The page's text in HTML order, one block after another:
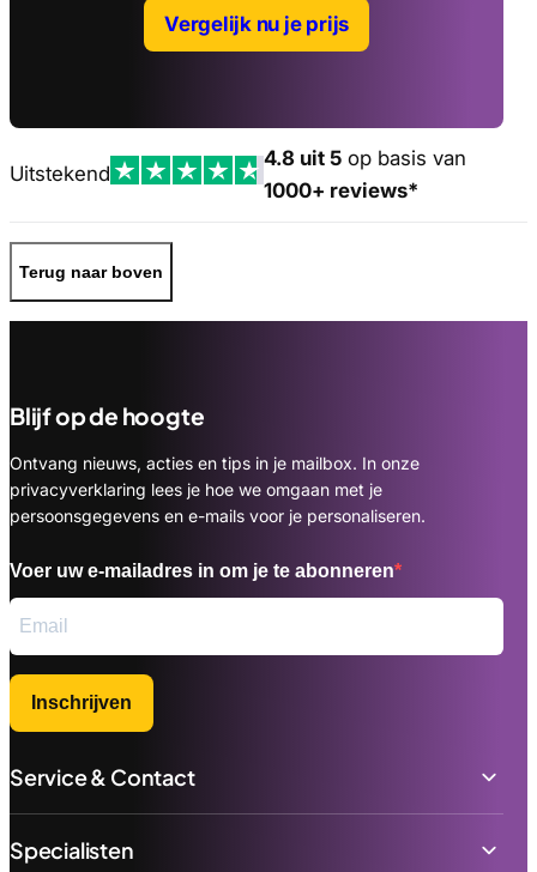
Vergelijk nu je prijs
Uitstekend
4.8 uit 5 op basis van
1000+ reviews*
Terug naar boven
Blijf op de hoogte
Ontvang nieuws, acties en tips in je mailbox. In onze
privacyverklaring lees je hoe we omgaan met je
persoonsgegevens en e-mails voor je personaliseren.
Voer uw e-mailadres in om je te abonneren
Inschrijven
Service & Contact
Specialisten